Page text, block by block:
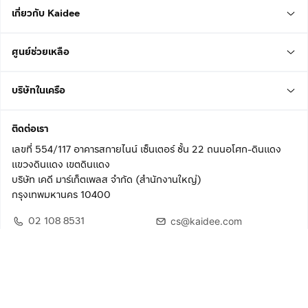
เกี่ยวกับ Kaidee
ศูนย์ช่วยเหลือ
บริษัทในเครือ
ติดต่อเรา
เลขที่ 554/117 อาคารสกายไนน์ เซ็นเตอร์ ชั้น 22 ถนนอโศก-ดินแดง
แขวงดินแดง เขตดินแดง
บริษัท เคดี มาร์เก็ตเพลส จำกัด (สำนักงานใหญ่)
กรุงเทพมหานคร 10400
02 108 8531
cs@kaidee.com